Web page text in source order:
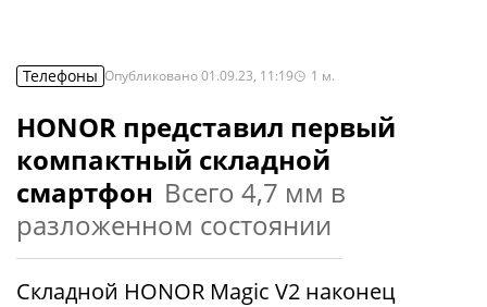
Телефоны Опубликовано01.09.23, 11:19 1 м.
HONOR представил первый
компактный складной
смартфон Всего 4,7 мм в
разложенном состоянии
Складной HONOR Magic V2 наконец